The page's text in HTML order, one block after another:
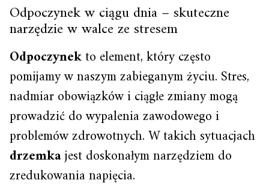
Odpoczynek w ciągu dnia – skuteczne
narzędzie w walce ze stresem
Odpoczynekto element, który często
pomijamy w naszym zabieganym życiu. Stres,
nadmiar obowiązków i ciągłe zmiany mogą
prowadzić do wypalenia zawodowego i
problemów zdrowotnych. W takich sytuacjach
drzemkajest doskonałym narzędziem do
zredukowania napięcia.